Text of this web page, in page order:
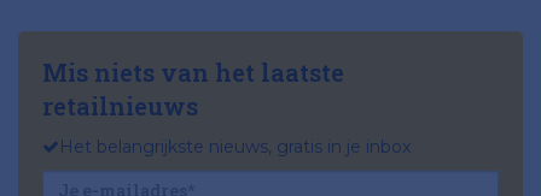
Mis niets van het laatste
retailnieuws
Het belangrijkste nieuws, gratis in je inbox